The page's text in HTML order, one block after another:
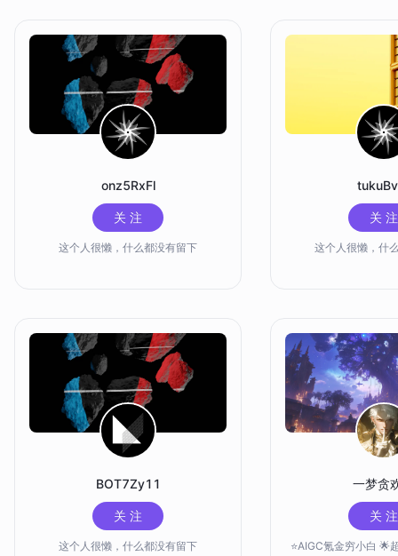
onz5RxFl
关 注
这个人很懒，什么都没有留下
关 注
这个人很懒，什
BOT7Zy11
关 注
这个人很懒，什么都没有留下
一梦贪
关 注
⭐AIGC氪金穷小白 🌟